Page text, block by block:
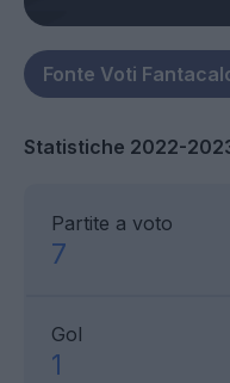
Statistiche 2022-
Partite a voto
7
Gol
1